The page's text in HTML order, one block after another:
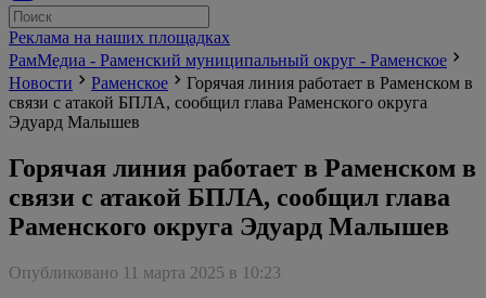
Реклама на наших площадках
РамМедиа - Раменский муниципальный округ - Раменское
Новости
Раменское
Горячая линия работает в Раменском в
связи с атакой БПЛА, сообщил глава Раменского округа
Эдуард Малышев
Горячая линия работает в Раменском в
связи с атакой БПЛА, сообщил глава
Раменского округа Эдуард Малышев
Опубликовано 11 марта 2025 в 10:23